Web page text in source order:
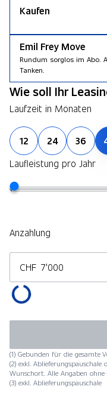
Kaufen
Emil Frey Move
Rundum sorglos im Abo.
Tanken.
Wie soll Ihr
Laufzeit in Monaten
12 24 36
Laufleistung pro Jahr
Anzahlung
CHF
(1) Gebunden für die gesamte
(2) exkl.
Wunschort. Alle Angaben ohne
(3) exkl. Ablieferungspauschale